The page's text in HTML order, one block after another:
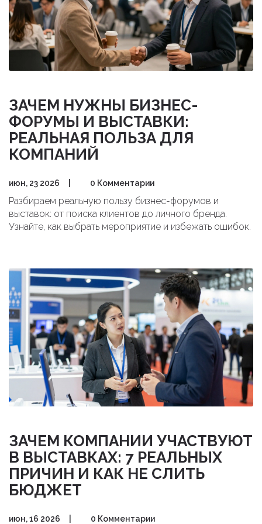
ЗАЧЕМ НУЖНЫ БИЗНЕС-
ФОРУМЫ И ВЫСТАВКИ:
РЕАЛЬНАЯ ПОЛЬЗА ДЛЯ
КОМПАНИЙ
июн, 23 2026 0 Комментарии
Разбираем реальную пользу бизнес-форумов и
выставок: от поиска клиентов до личного бренда.
Узнайте, как выбрать мероприятие и избежать ошибок.
ЗАЧЕМ КОМПАНИИ УЧАСТВУЮТ
В ВЫСТАВКАХ: 7 РЕАЛЬНЫХ
ПРИЧИН И КАК НЕ СЛИТЬ
БЮДЖЕТ
июн, 16 2026 0 Комментарии